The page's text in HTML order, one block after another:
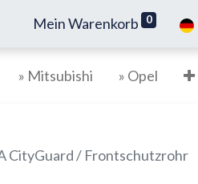
Mein Warenkorb 0
» Mitsubishi » Opel
CityGuard / Frontschutzrohr